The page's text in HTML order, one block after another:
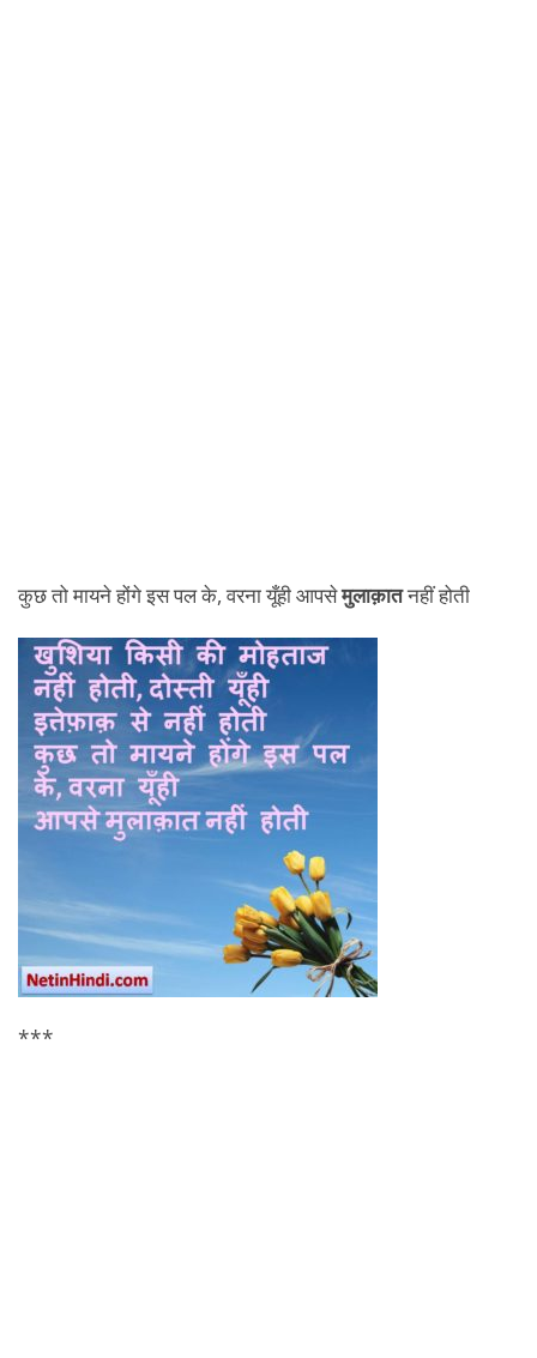
कुछ तो मायने होंगे इस पल के, वरना यूँही आपसेमुलाक़ातनहीं होती
***